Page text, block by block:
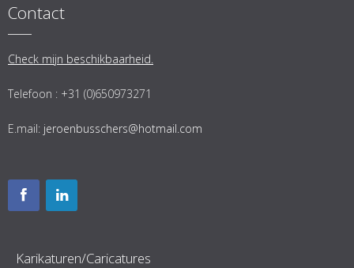
Contact
Check mijn beschikbaarheid.
Telefoon : +31 (0)650973271
E.mail: jeroenbusschers@hotmail.com
Karikaturen/Caricatures